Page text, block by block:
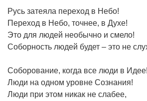
Русь затеяла переход в Небо!
Переход в Небо, точнее, в Духе!
Это для людей необычно и смело!
Соборность людей будет – это не
Соборование, когда все люди в Идее!
Люди на одном уровне Сознания!
Люди при этом никак не слабее,